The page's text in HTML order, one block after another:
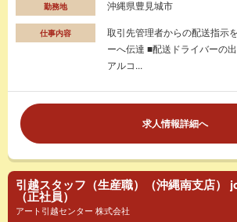
勤務地 沖縄県豊見城市
仕事内容
取引先管理者からの配送指示
ーへ伝達 ■配送ドライバーの
アルコ...
求人情報詳細へ
引越スタッフ（生産職）（沖縄南支店）
（正社員）
アート引越センター 株式会社